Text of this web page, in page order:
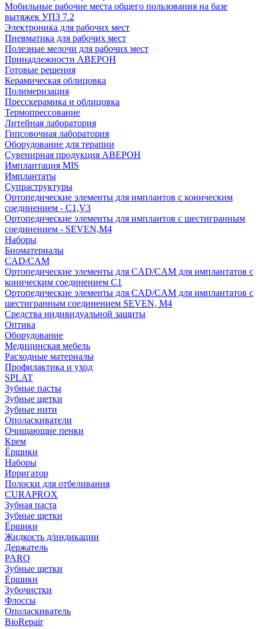
Мобильные рабочие места общего пользования на базе
вытяжек УПЗ 7.2
Электроника для рабочих мест
Пневматика для рабочих мест
Полезные мелочи для рабочих мест
Принадлежности АВЕРОН
Готовые решения
Керамическая облицовка
Полимеризация
Пресскерамика и облицовка
Термопрессование
Литейная лаборатория
Гипсовочная лаборатория
Оборудование для терапии
Сувенирная продукция АВЕРОН
Имплантация MIS
Имплантаты
Супраструктуры
Ортопедические элементы для имплантов с коническим
соединением - C1,V3
Ортопедические элементы для имплантов с шестигранным
соединением - SEVEN,M4
Наборы
Биоматериалы
CAD/CAM
Ортопедические элементы для CAD/CAM для имплантатов с
коническим соединением С1
Ортопедические элементы для CAD/CAM для имплантатов с
шестигранным соединением SEVEN, М4
Средства индивидуальной защиты
Оптика
Оборудование
Медицинская мебель
Расходные материалы
Профилактика и уход
SPLAT
Зубные пасты
Зубные щетки
Зубные нити
Ополаскиватели
Очищающие пенки
Крем
Ёршики
Наборы
Ирригатор
Полоски для отбеливания
CURAPROX
Зубная паста
Зубные щетки
Ёршики
Жидкость д/индикации
Держатель
PARO
Зубные щетки
Ёршики
Зубочистки
Флоссы
Ополаскиватель
BioRepair